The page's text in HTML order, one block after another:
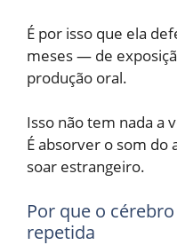
É por isso que ela
meses — de
produção oral.
Isso não tem nada a
É absorver o som do
soar estrangeiro.
Por que o
repetida